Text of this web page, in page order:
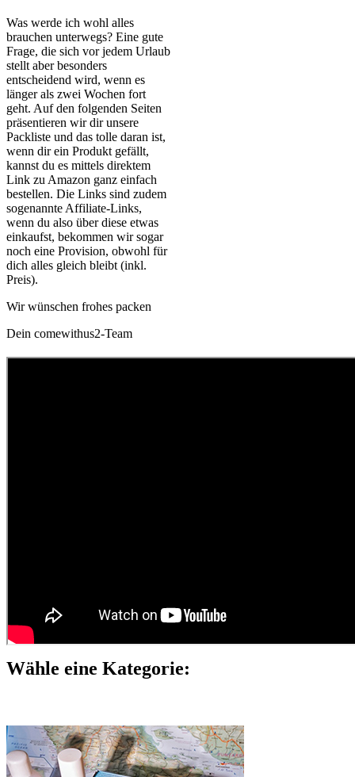
Was werde ich wohl alles
brauchen unterwegs? Eine gute
Frage, die sich vor jedem Urlaub
stellt aber besonders
entscheidend wird, wenn es
länger als zwei Wochen fort
geht. Auf den folgenden Seiten
präsentieren wir dir unsere
Packliste und das tolle daran ist,
wenn dir ein Produkt gefällt,
kannst du es mittels direktem
Link zu Amazon ganz einfach
bestellen. Die Links sind zudem
sogenannte Affiliate-Links,
wenn du also über diese etwas
einkaufst, bekommen wir sogar
noch eine Provision, obwohl für
dich alles gleich bleibt (inkl.
Preis).
Wir wünschen frohes packen
Dein comewithus2-Team
Wähle eine Kategorie: